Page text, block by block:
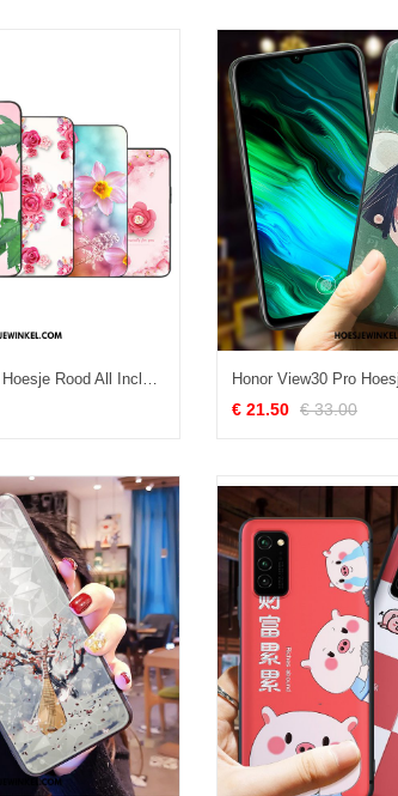
Honor View30 Pro Hoesje Rood All Inclusive Zacht, Honor View30 Pro Hoesje Anti-fall Hoes
€ 21.50 € 33.00